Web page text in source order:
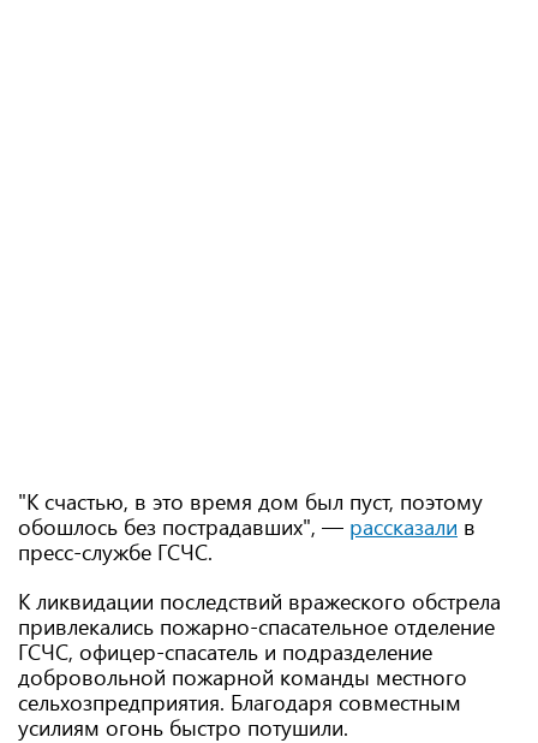
"К счастью, в это время дом был пуст, поэтому
обошлось без пострадавших", — рассказали в
пресс-службе ГСЧС.
К ликвидации последствий вражеского обстрела
привлекались пожарно-спасательное отделение
ГСЧС, офицер-спасатель и подразделение
добровольной пожарной команды местного
сельхозпредприятия. Благодаря совместным
усилиям огонь быстро потушили.